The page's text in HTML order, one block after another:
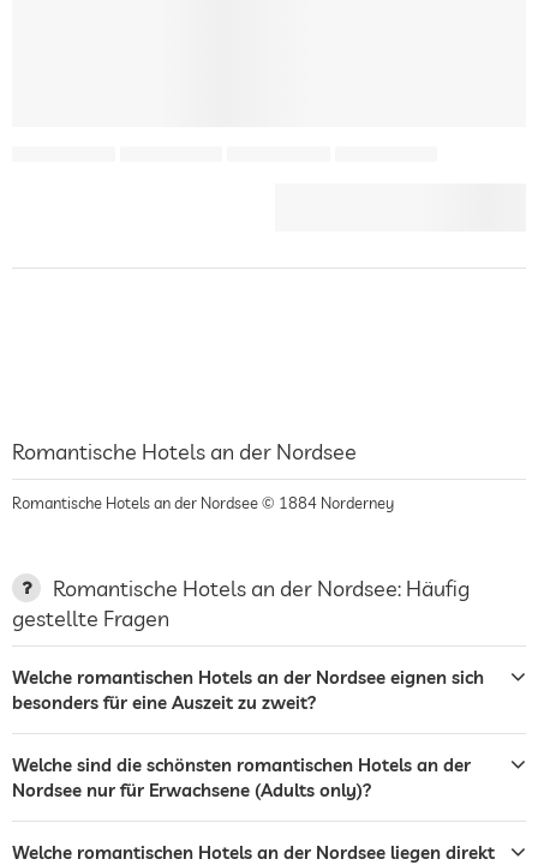
Romantische Hotels an der Nordsee
Romantische Hotels an der Nordsee © 1884 Norderney
Romantische Hotels an der Nordsee: Häufig
gestellte Fragen
Welche romantischen Hotels an der Nordsee eignen sich
besonders für eine Auszeit zu zweit?
Welche sind die schönsten romantischen Hotels an der
Nordsee nur für Erwachsene (Adults only)?
Welche romantischen Hotels an der Nordsee liegen direkt